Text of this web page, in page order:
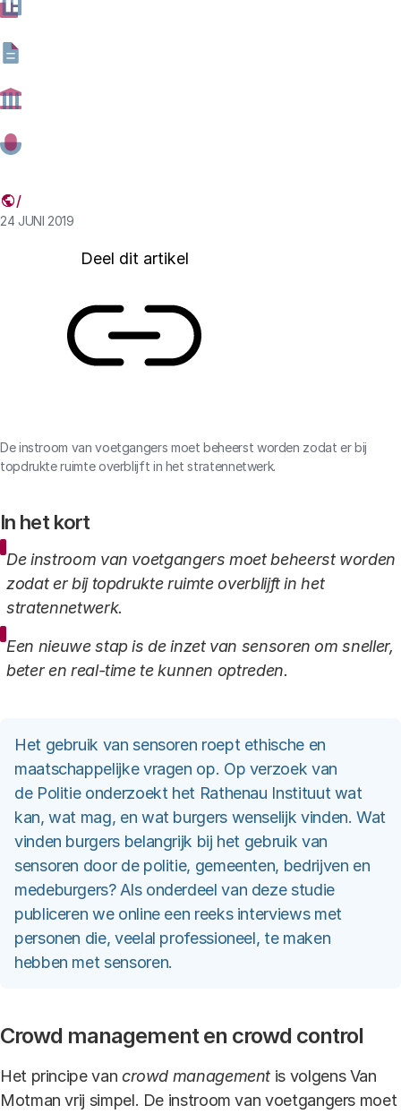
en wifi-trackers. Dit beheren van voetgangersstromen
wordt crowd management genoemd, en de gemeente
werkt hierbij op nieuwe manieren samen met de politie.
Daniël van Motman, werkzaam bij de afdeling
verkeersmanagement van Amsterdam, vertelt over de
technologie die hierbij komt kijken en de toekomst van
sensoren in de stad.
24 JUNI 2019
Deel dit artikel
De instroom van voetgangers moet beheerst worden zodat er bij
topdrukte ruimte overblijft in het stratennetwerk.
In het kort
De instroom van voetgangers moet beheerst worden
zodat er bij topdrukte ruimte overblijft in het
stratennetwerk.
Een nieuwe stap is de inzet van sensoren om sneller,
beter en real-time te kunnen optreden.
Het gebruik van sensoren roept ethische en
maatschappelijke vragen op. Op verzoek van
de Politie onderzoekt het Rathenau Instituut wat
kan, wat mag, en wat burgers wenselijk vinden. Wat
vinden burgers belangrijk bij het gebruik van
sensoren door de politie, gemeenten, bedrijven en
medeburgers? Als onderdeel van deze studie
publiceren we online een reeks interviews met
personen die, veelal professioneel, te maken
hebben met sensoren.
Crowd management en crowd control
Het principe van crowd management is volgens Van
Motman vrij simpel. De instroom van voetgangers moet